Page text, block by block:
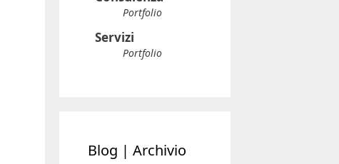
Portfolio
Servizi
Portfolio
Blog | Archivio